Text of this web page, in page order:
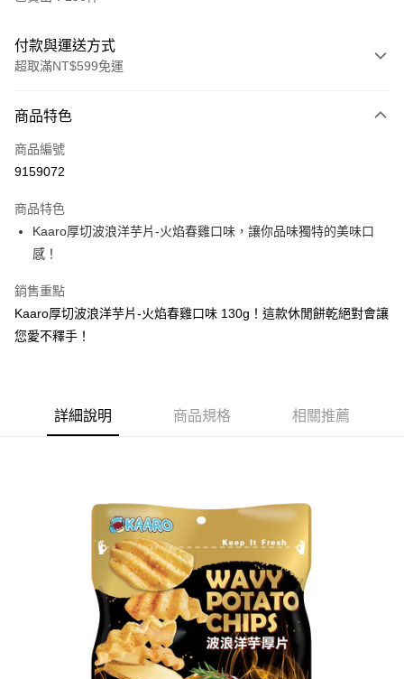
付款與運送方式
超取滿NT$599免運
信用卡一次付款
超商取貨付款
Apple Pay
街口支付
悠遊付
Google Pay
AFTEE先享後付是「在收到商品之後才付款」的支付方式。 讓您購物簡單
便利好安心！
【「AFTEE先享後付」結帳流程】
１．於結帳方式選擇「AFTEE先享後付」後，將跳轉至「AFTEE先享後付」
結帳頁面，進行簡訊認證並確認金額後，即可完成結帳。
２．訂單成立數日內，您將收到繳費通知簡訊。
３．收到繳費通知簡訊後14天內，點擊此簡訊中的連結，可透過四大超商／
ATM／網路銀行／等多元方式進行付款，方視為交易完成。
※ 請注意：結帳手續完成當下不需立刻繳費，但若您需要取消訂單，請聯絡
購買商品的店家。未經商家同意取消之訂單仍視為有效，需透過AFTEE先享
後付繳納相關費用。
※ 交易是否成功請以「AFTEE先享後付 」之結帳頁面顯示為準，若有關於
ATM付款
每筆NT$60，滿NT$599(含以上)免運費
付款後全家取貨
每筆NT$60，滿NT$599(含以上)免運費
每筆NT$60，滿NT$599(含以上)免運費
付款後7-11取貨
商品特色
商品編號
9159072
商品特色
Kaaro厚切波浪洋芋片-火焰春雞口味，讓你品味獨特的美味口
感！
銷售重點
Kaaro厚切波浪洋芋片-火焰春雞口味 130g！這款休閒餅乾絕對會讓
您愛不釋手！
詳細說明 商品規格 相關推薦